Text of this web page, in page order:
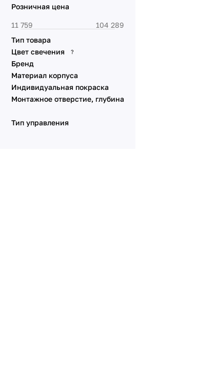
Розничная цена
Тип товара
Цвет свечения
?
Бренд
Материал корпуса
Индивидуальная покраска
Монтажное отверстие, глубина
Тип управления